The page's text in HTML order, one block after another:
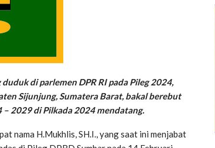
di parlemen DPR RI pada Pileg 2024,
Sijunjung, Sumatera Barat, bakal berebut
2029 di Pilkada 2024 mendatang.
nama H.Mukhlis, SH.I., yang saat ini menjabat